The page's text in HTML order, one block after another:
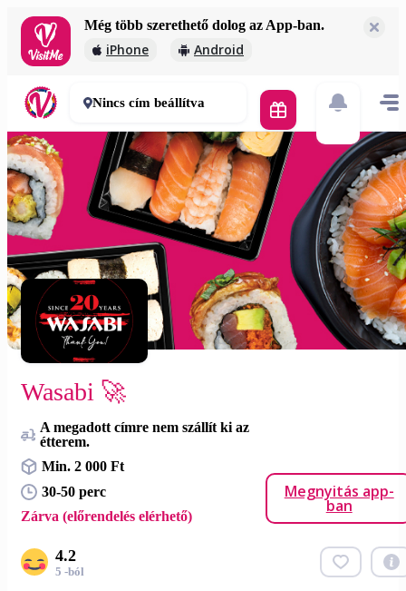
Még több szerethető dolog az App-ban.
iPhone Android
Wasabi 🚀
2 000 Ft
30-50 perc
Nincs cím beállítva
Wasabi 🚀
A megadott címre nem szállít ki az
étterem.
Min. 2 000 Ft
30-50 perc
Zárva (előrendelés elérhető)
Megnyitás app-
ban
4.2
5 -ból